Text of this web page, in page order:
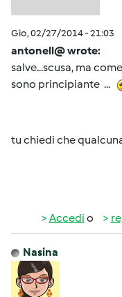
Gio, 02/27/2014 - 21:03
antonell@ wrote:
salve...scusa, ma
sono principiante ...
tu chiedi che
Accedi o
Nasina